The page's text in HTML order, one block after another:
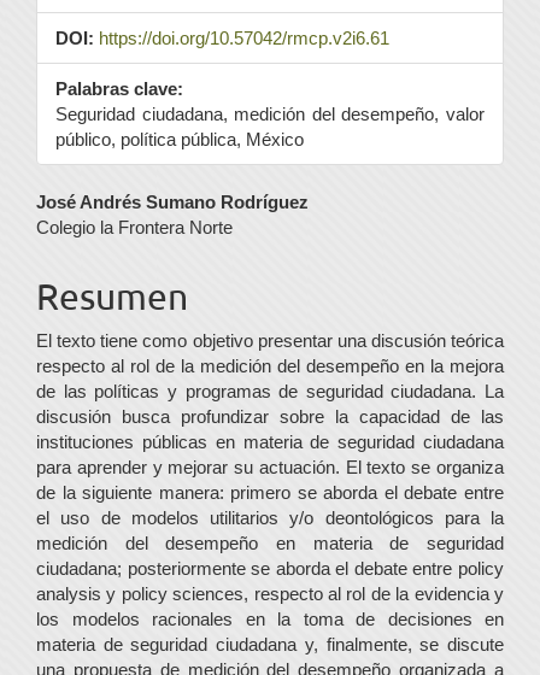
DOI: https://doi.org/10.57042/rmcp.v2i6.61
Palabras clave:
Seguridad ciudadana, medición del desempeño, valor
público, política pública, México
Contenido
principal
del
artículo
José Andrés Sumano Rodríguez
Colegio la Frontera Norte
Resumen
El texto tiene como objetivo presentar una discusión teórica
respecto al rol de la medición del desempeño en la mejora
de las políticas y programas de seguridad ciudadana. La
discusión busca profundizar sobre la capacidad de las
instituciones públicas en materia de seguridad ciudadana
para aprender y mejorar su actuación. El texto se organiza
de la siguiente manera: primero se aborda el debate entre
el uso de modelos utilitarios y/o deontológicos para la
medición del desempeño en materia de seguridad
ciudadana; posteriormente se aborda el debate entre policy
analysis y policy sciences, respecto al rol de la evidencia y
los modelos racionales en la toma de decisiones en
materia de seguridad ciudadana y, finalmente, se discute
una propuesta de medición del desempeño organizada a